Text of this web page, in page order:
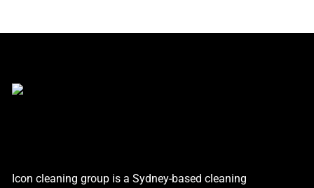
Icon cleaning group is a Sydney-based cleaning